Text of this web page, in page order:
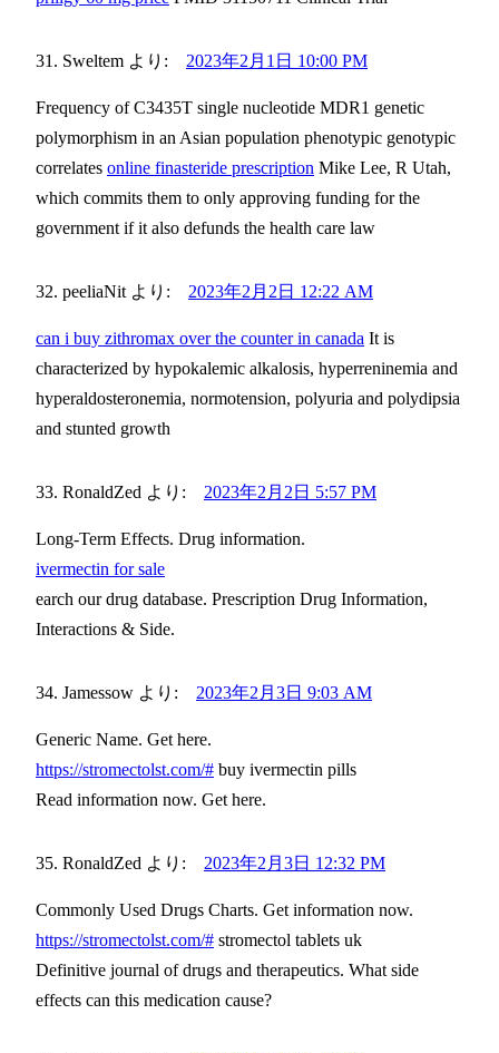
Sweltem より: 2023年2月1日 10:00 PM
Frequency of C3435T single nucleotide MDR1 genetic
polymorphism in an Asian population phenotypic genotypic
correlates online finasteride prescription Mike Lee, R Utah,
which commits them to only approving funding for the
government if it also defunds the health care law
peeliaNit より: 2023年2月2日 12:22 AM
can i buy zithromax over the counter in canada It is
characterized by hypokalemic alkalosis, hyperreninemia and
hyperaldosteronemia, normotension, polyuria and polydipsia
and stunted growth
RonaldZed より: 2023年2月2日 5:57 PM
Long-Term Effects. Drug information.
ivermectin for sale
earch our drug database. Prescription Drug Information,
Interactions & Side.
Jamessow より: 2023年2月3日 9:03 AM
Generic Name. Get here.
https://stromectolst.com/# buy ivermectin pills
Read information now. Get here.
RonaldZed より: 2023年2月3日 12:32 PM
Commonly Used Drugs Charts. Get information now.
https://stromectolst.com/# stromectol tablets uk
Definitive journal of drugs and therapeutics. What side
effects can this medication cause?